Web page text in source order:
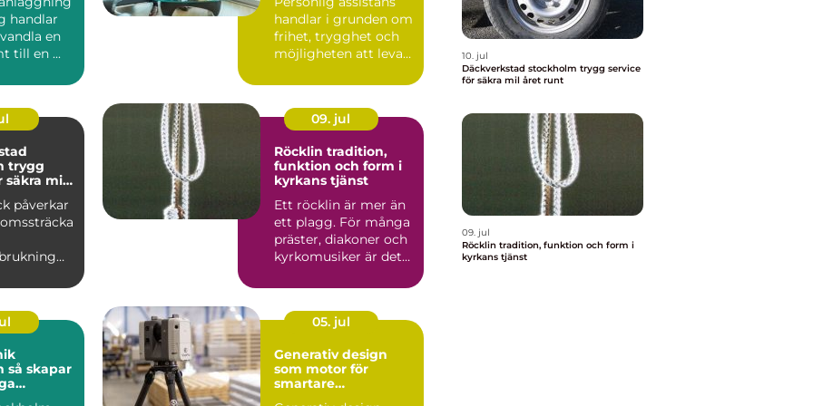
handlar
en
till en ...
handlar i grunden om
frihet, trygghet och
möjligheten att leva
säkra mil
påverkar
09. jul
Röcklin tradition,
funktion och form i
kyrkans tjänst
Ett röcklin är mer än
ett plagg. För många
präster, diakoner och
kyrkomusiker är det
05. jul
Generativ design
som motor för
smartare
10. jul
Däckverkstad stockholm trygg service
för säkra mil året runt
09. jul
Röcklin tradition, funktion och form i
kyrkans tjänst